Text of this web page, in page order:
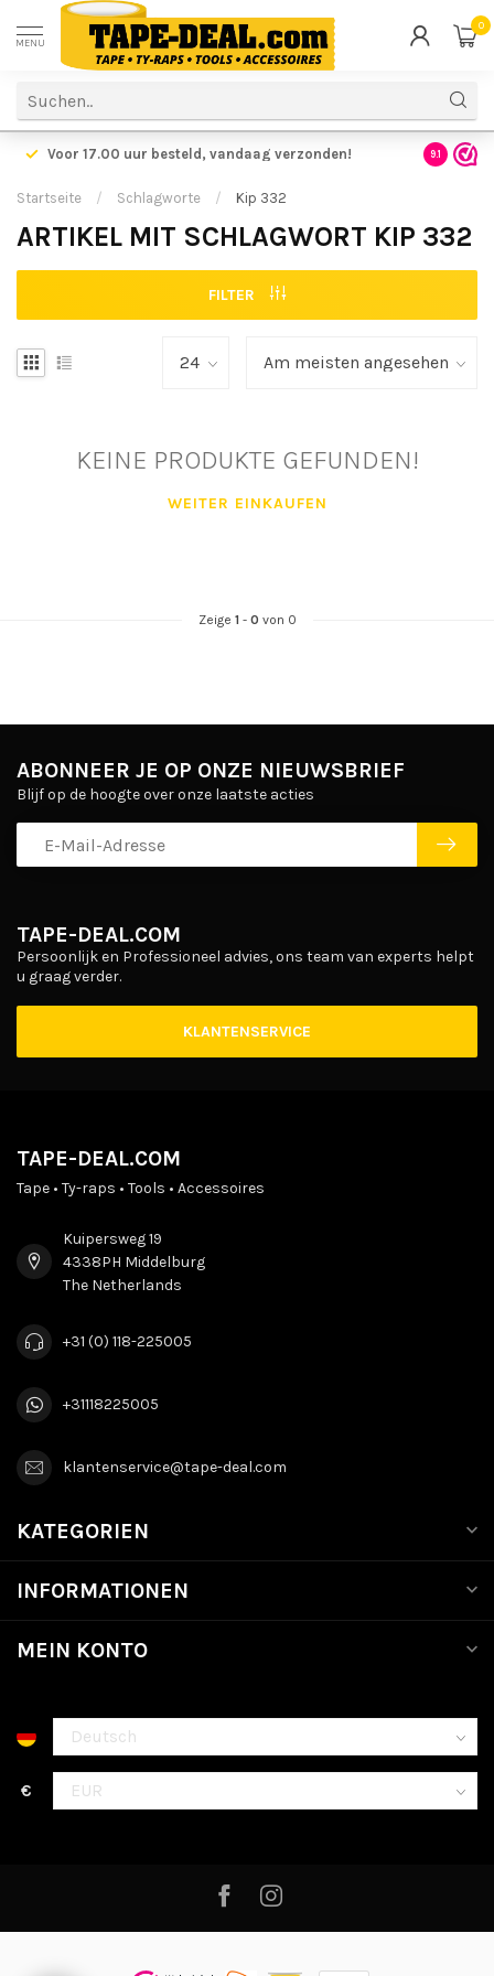
MENU
0
Voor 17.00 uur besteld, vandaag verzonden! 9.1
Startseite / Schlagworte / Kip 332
ARTIKEL MIT SCHLAGWORT KIP 332
FILTER
KEINE PRODUKTE GEFUNDEN!
WEITER EINKAUFEN
Zeige 1- 0 von 0
TAPE-DEAL.COM
Persoonlijk en Professioneel advies, ons team van experts helpt
u graag verder.
KLANTENSERVICE
ABONNEER JE OP ONZE NIEUWSBRIEF
Blijf op de hoogte over onze laatste acties
TAPE-DEAL.COM
Tape • Ty-raps • Tools • Accessoires
Kuipersweg 19
4338PH Middelburg
The Netherlands
+31 (0) 118-225005
+31118225005
klantenservice@tape-deal.com
KATEGORIEN
INFORMATIONEN
MEIN KONTO
€